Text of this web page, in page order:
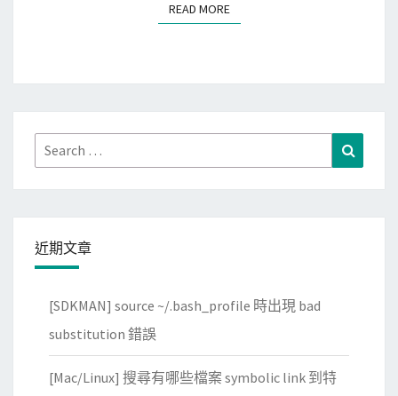
t
g
o
n
L
b
1
READ MOREREAD MORE
Search
for:
近期文章
[SDKMAN] source ~/.bash_profile 時出現 bad
substitution 錯誤
[Mac/Linux] 搜尋有哪些檔案 symbolic link 到特